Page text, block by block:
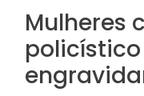
Mulheres